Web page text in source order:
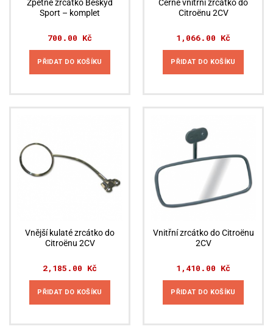
Zpětné zrcátko Beskyd
Sport – komplet
700.00 Kč
PŘIDAT DO KOŠÍKU
Černé vnitřní zrcátko do
Citroënu 2CV
1,066.00 Kč
PŘIDAT DO KOŠÍKU
Vnější kulaté zrcátko do
Citroënu 2CV
2,185.00 Kč
PŘIDAT DO KOŠÍKU
Vnitřní zrcátko do Citroënu
2CV
1,410.00 Kč
PŘIDAT DO KOŠÍKU